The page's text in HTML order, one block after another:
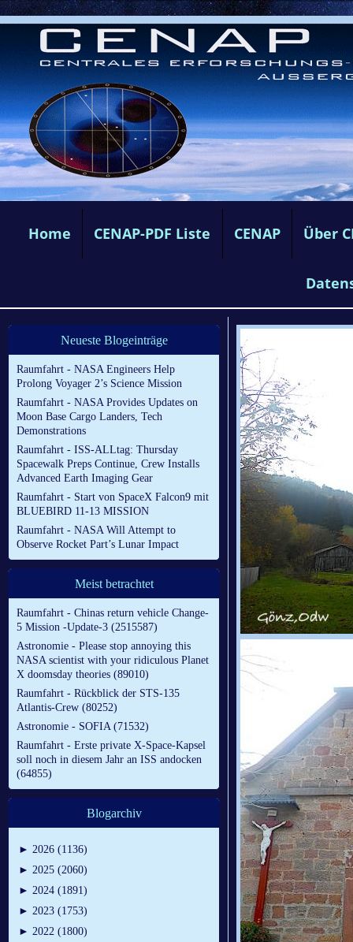
Home CENAP-PDF Liste CENAP Über
Neueste Blogeinträge
Raumfahrt - NASA Engineers Help
Prolong Voyager 2’s Science Mission
Raumfahrt - NASA Provides Updates on
Moon Base Cargo Landers, Tech
Demonstrations
Raumfahrt - ISS-ALLtag: Thursday
Spacewalk Preps Continue, Crew Installs
Advanced Earth Imaging Gear
Raumfahrt - Start von SpaceX Falcon9 mit
BLUEBIRD 11-13 MISSION
Raumfahrt - NASA Will Attempt to
Observe Rocket Part’s Lunar Impact
Meist betrachtet
Raumfahrt - Chinas return vehicle Change-
5 Mission -Update-3 (2515587)
Astronomie - Please stop annoying this
NASA scientist with your ridiculous Planet
X doomsday theories (89010)
Raumfahrt - Rückblick der STS-135
Atlantis-Crew (80252)
Astronomie - SOFIA (71532)
Raumfahrt - Erste private X-Space-Kapsel
soll noch in diesem Jahr an ISS andocken
(64855)
Blogarchiv
► 2026 (1136)
► 2025 (2060)
► 2024 (1891)
► 2023 (1753)
► 2022 (1800)